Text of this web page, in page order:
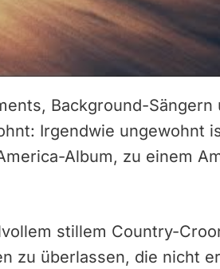
Background-Sängern
Irgendwie ungewohnt
Album, zu einem
stillem Country-
zu überlassen, die nicht